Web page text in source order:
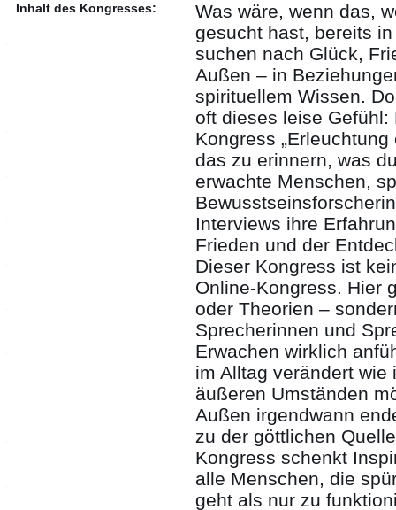
Inhalt des Kongresses:
Was wäre, wenn das,
gesucht hast, bereits
suchen nach Glück,
Außen – in
spirituellem Wissen.
oft dieses leise Gefühl:
Kongress
das zu erinnern, was
erwachte Menschen,
Interviews ihre
Frieden und der
Dieser Kongress ist
Online-Kongress. Hier
oder Theorien –
Sprecherinnen und
Erwachen wirklich
im Alltag verändert
äußeren Umständen
Außen irgendwann
zu der göttlichen
Kongress schenkt
alle Menschen, die
geht als nur zu